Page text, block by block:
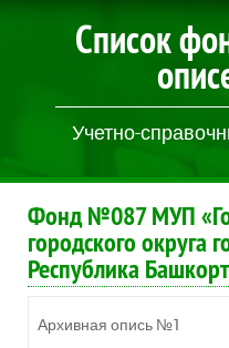
Список
Учетно-
Фонд №087 МУП
городского округа
Республика
Архивная опись №1